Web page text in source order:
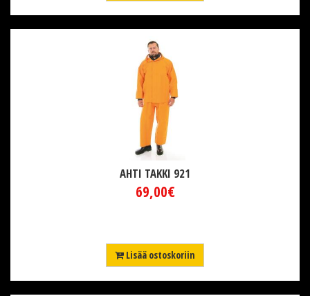
AHTI TAKKI 921
69,00€
Lisää ostoskoriin